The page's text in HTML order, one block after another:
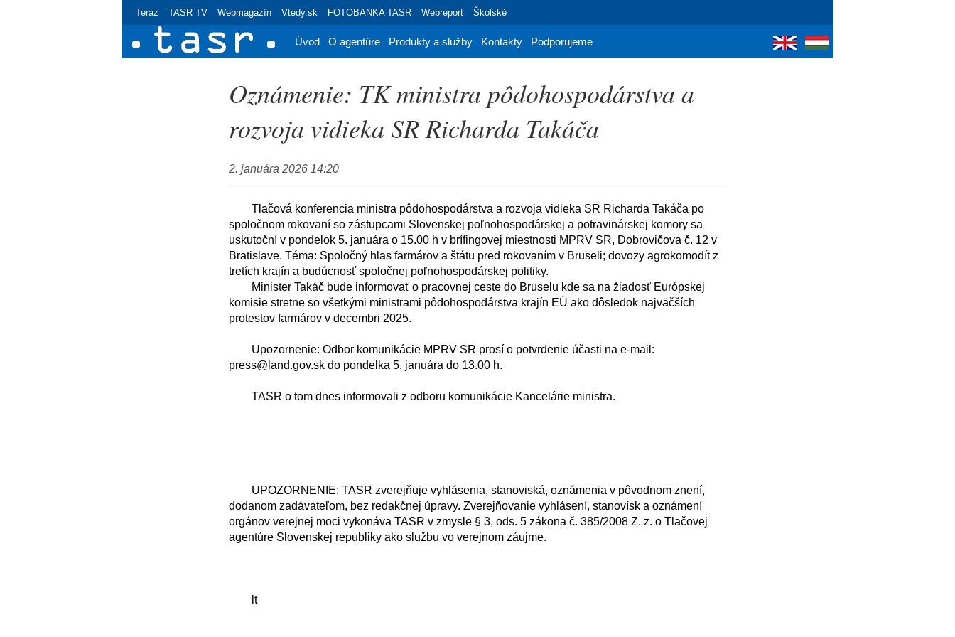
Teraz TASR TV Webmagazín Vtedy.sk FOTOBANKA TASR Webreport Školské
Úvod O agentúre Produkty a služby Kontakty Podporujeme
Oznámenie: TK ministra pôdohospodárstva a
rozvoja vidieka SR Richarda Takáča
2. januára 2026 14:20
spoločnom rokovaní so zástupcami Slovenskej poľnohospodárskej a potravinárskej komory sa
uskutoční v pondelok 5. januára o 15.00 h v brífingovej miestnosti MPRV SR, Dobrovičova č. 12 v
Bratislave. Téma: Spoločný hlas farmárov a štátu pred rokovaním v Bruseli; dovozy agrokomodít z
tretích krajín a budúcnosť spoločnej poľnohospodárskej politiky.
komisie stretne so všetkými ministrami pôdohospodárstva krajín EÚ ako dôsledok najväčších
protestov farmárov v decembri 2025.
press@land.gov.sk do pondelka 5. januára do 13.00 h.
dodanom zadávateľom, bez redakčnej úpravy. Zverejňovanie vyhlásení, stanovísk a oznámení
orgánov verejnej moci vykonáva TASR v zmysle § 3, ods. 5 zákona č. 385/2008 Z. z. o Tlačovej
agentúre Slovenskej republiky ako službu vo verejnom záujme.